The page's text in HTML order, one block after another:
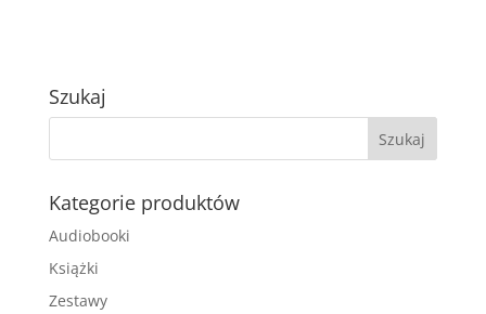
Szukaj
Kategorie produktów
Audiobooki
Książki
Zestawy